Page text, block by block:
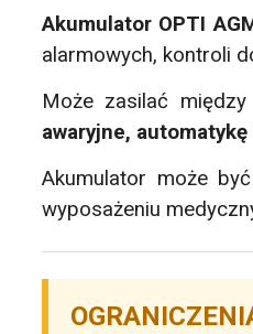
Akumulator OPTI
alarmowych, kontroli
Może zasilać między
awaryjne,
Akumulator może
wyposażeniu